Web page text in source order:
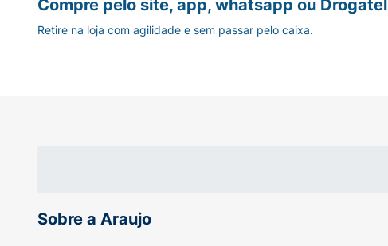
Sobre a Araujo
Compre pelo site, app, whatsapp ou Drogatel
Retire na loja com agilidade e sem passar pelo caixa.